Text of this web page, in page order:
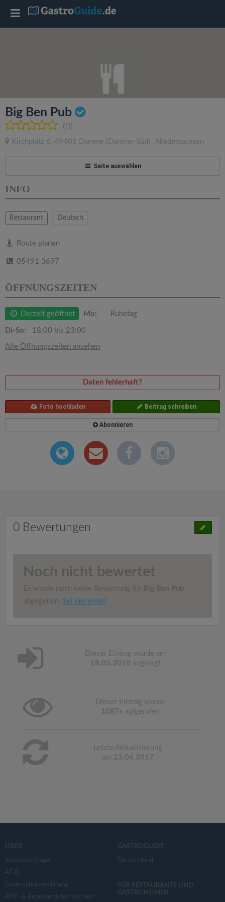
Big Ben Pub
(0)
Kirchplatz 6, 49401 Damme (Damme-Süd) , Niedersachsen
Seite auswählen
INFO
Restaurant Deutsch
Route planen
05491 3697
ÖFFNUNGSZEITEN
Derzeit geöffnet Mo: Ruhetag
Di-So: 18:00 bis 23:00
Alle Öffnungszeiten ansehen
Daten fehlerhaft?
Foto hochladen Beitrag schreiben
Abonnieren
0 Bewertungen
Noch nicht bewertet
Es wurde noch keine Bewertung für Big Ben Pub
abgegeben. Sei der erste!
Dieser Eintrag wurde am
18.05.2010 angelegt
Dieser Eintrag wurde
1087x aufgerufen
Letzte Aktualisierung
am 23.06.2017
ÜBER
Kontaktanfrage
AGB
Datenschutzerklärung
APP- & Benutzerdaten löschen
GASTROGUIDE
Deutschland
FÜR RESTAURANTS UND
GASTRONOMEN
T
l
e
a
v
a
t
n